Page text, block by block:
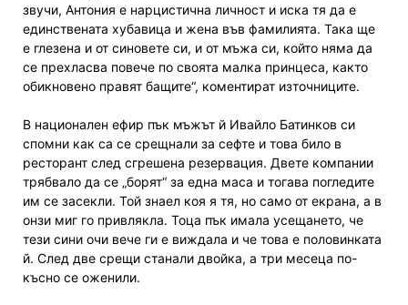
звучи, Антония е нарцистична личност и иска тя да е
единствената хубавица и жена във фамилията. Така ще
е глезена и от синовете си, и от мъжа си, който няма да
се прехласва повече по своята малка принцеса, както
обикновено правят бащите“, коментират източниците.
В национален ефир пък мъжът й Ивайло Батинков си
спомни как са се срещнали за сефте и това било в
ресторант след сгрешена резервация. Двете компании
трябвало да се „борят“ за една маса и тогава погледите
им се засекли. Той знаел коя я тя, но само от екрана, а в
онзи миг го привлякла. Тоца пък имала усещането, че
тези сини очи вече ги е виждала и че това е половинката
й. След две срещи станали двойка, а три месеца по-
късно се оженили.